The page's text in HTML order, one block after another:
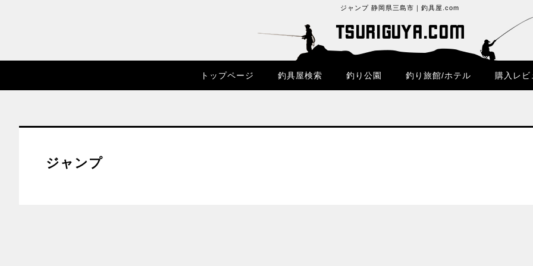
ジャンプ 静岡県三島市｜釣具屋.com
トップページ 釣具屋検索 釣り公園 釣り旅館/ホテル 購入レビ
ジャンプ